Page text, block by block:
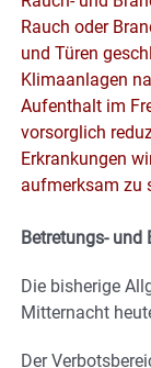
Rauch oder
und Türen
Klimaanlagen
Aufenthalt im
vorsorglich
Erkrankungen
aufmerksam zu
Betretungs-
Die bisherige
Mitternacht
Der